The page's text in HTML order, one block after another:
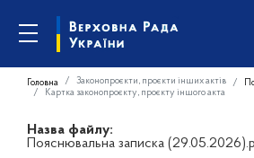
Головна Законопроєкти, проєкти інших актів
Картка законопроєкту, проєкту іншого акта
Назва файлу:
Пояснювальна записка